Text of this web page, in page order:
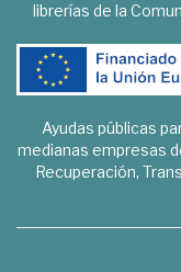
librerías de la
Ayudas públicas
medianas empresas
Recuperación,